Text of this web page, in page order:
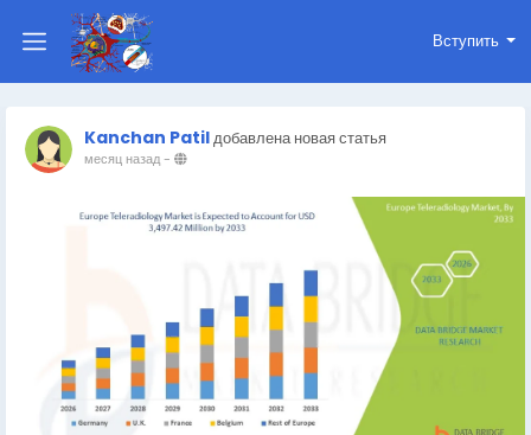
Вступить
Kanchan Patilдобавлена новая статья
месяц назад-